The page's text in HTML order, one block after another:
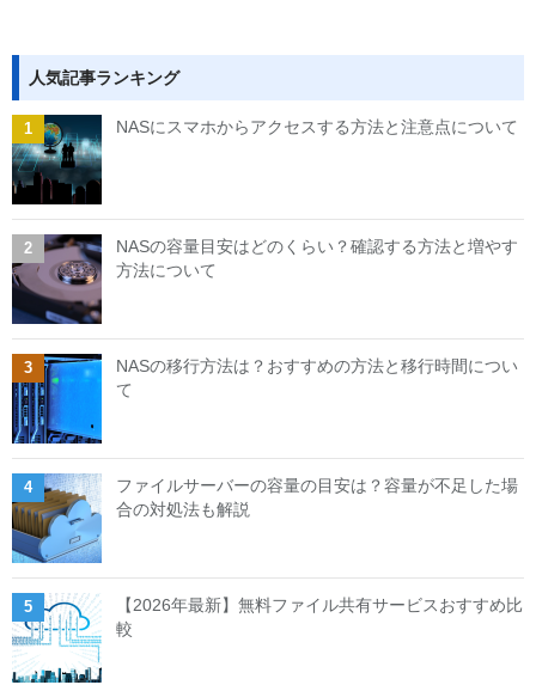
人気記事ランキング
NASにスマホからアクセスする方法と注意点について
NASの容量目安はどのくらい？確認する方法と増やす
方法について
NASの移行方法は？おすすめの方法と移行時間につい
て
ファイルサーバーの容量の目安は？容量が不足した場
合の対処法も解説
【2026年最新】無料ファイル共有サービスおすすめ比
較